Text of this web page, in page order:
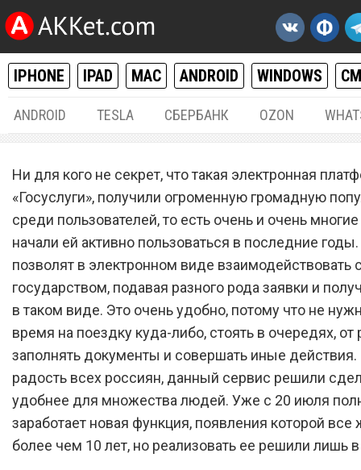
IPHONE IPAD MAC ANDROID WINDOWS
ANDROID TESLA СБЕРБАНК OZON
С 20 июля. «Госуслуги»
получили долгожданную
функцию, которую все
более 10 лет
Ни для кого не секрет, что такая электронная
«Госуслуги», получили огроменную громадную
среди пользователей, то есть очень и очень
начали ей активно пользоваться в последние
позволят в электронном виде взаимодействовать
государством, подавая разного рода заявки и
в таком виде. Это очень удобно, потому что не
время на поездку куда-либо, стоять в очередях, от
заполнять документы и совершать иные действия.
радость всех россиян, данный сервис решили
удобнее для множества людей. Уже с 20 июля
заработает новая функция, появления которой все
более чем 10 лет, но реализовать ее решили лишь